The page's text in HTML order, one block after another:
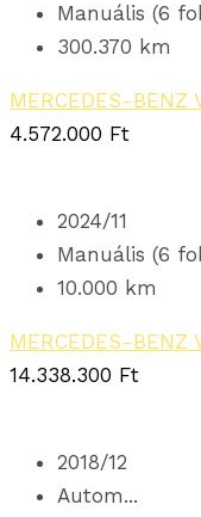
Manuális (6
300.370 km
MERCEDES-BENZ
4.572.000 Ft
2024/11
Manuális (6
10.000 km
MERCEDES-BENZ
14.338.300 Ft
2018/12
Autom...